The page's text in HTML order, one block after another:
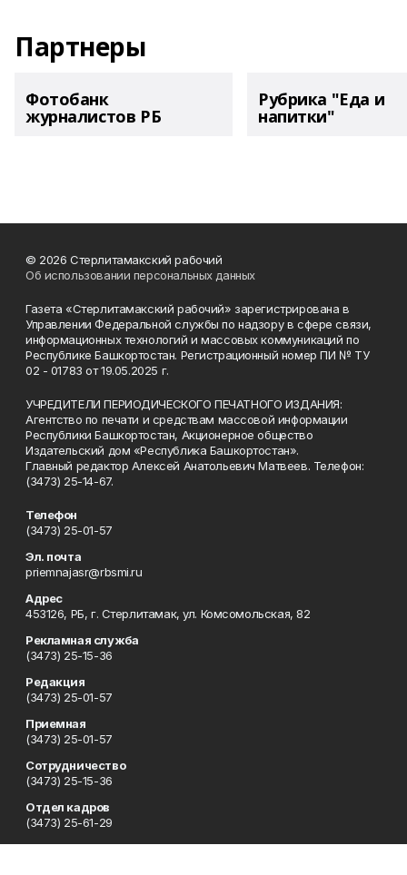
Партнеры
Фотобанк
журналистов РБ
Рубрика "Еда и
напитки"
© 2026 Стерлитамакский рабочий
Об использовании персональных данных
Газета «Стерлитамакский рабочий» зарегистрирована в
Управлении Федеральной службы по надзору в сфере связи,
информационных технологий и массовых коммуникаций по
Республике Башкортостан. Регистрационный номер ПИ № ТУ
02 - 01783 от 19.05.2025 г.
УЧРЕДИТЕЛИ ПЕРИОДИЧЕСКОГО ПЕЧАТНОГО ИЗДАНИЯ:
Агентство по печати и средствам массовой информации
Республики Башкортостан, Акционерное общество
Издательский дом «Республика Башкортостан».
Главный редактор Алексей Анатольевич Матвеев. Телефон:
(3473) 25-14-67.
Телефон
(3473) 25-01-57
Эл. почта
priemnajasr@rbsmi.ru
Адрес
453126, РБ, г. Стерлитамак, ул. Комсомольская, 82
Рекламная служба
(3473) 25-15-36
Редакция
(3473) 25-01-57
Приемная
(3473) 25-01-57
Сотрудничество
(3473) 25-15-36
Отдел кадров
(3473) 25-61-29